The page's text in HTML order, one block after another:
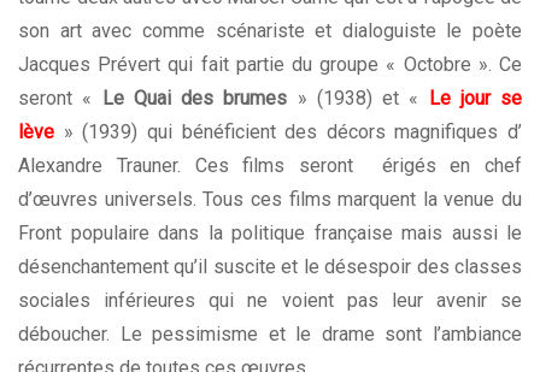
son art avec comme scénariste et dialoguiste le poète
Jacques Prévert qui fait partie du groupe « Octobre ». Ce
seront «
Le Quai des brumes » (1938) et «
Le jour se
lève » (1939) qui bénéficient des décors magnifiques d’
Alexandre Trauner. Ces films seront érigés en chef
d’œuvres universels. Tous ces films marquent la venue du
Front populaire dans la politique française mais aussi le
désenchantement qu’il suscite et le désespoir des classes
sociales inférieures qui ne voient pas leur avenir se
déboucher. Le pessimisme et le drame sont l’ambiance